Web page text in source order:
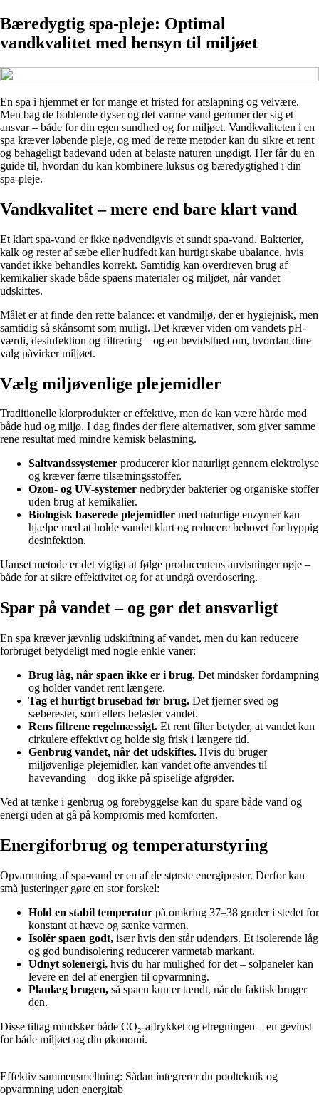
Bæredygtig spa-pleje: Optimal
vandkvalitet med hensyn til miljøet
En spa i hjemmet er for mange et fristed for afslapning og velvære.
Men bag de boblende dyser og det varme vand gemmer der sig et
ansvar – både for din egen sundhed og for miljøet. Vandkvaliteten i en
spa kræver løbende pleje, og med de rette metoder kan du sikre et rent
og behageligt badevand uden at belaste naturen unødigt. Her får du en
guide til, hvordan du kan kombinere luksus og bæredygtighed i din
spa-pleje.
Vandkvalitet – mere end bare klart vand
Et klart spa-vand er ikke nødvendigvis et sundt spa-vand. Bakterier,
kalk og rester af sæbe eller hudfedt kan hurtigt skabe ubalance, hvis
vandet ikke behandles korrekt. Samtidig kan overdreven brug af
kemikalier skade både spaens materialer og miljøet, når vandet
udskiftes.
Målet er at finde den rette balance: et vandmiljø, der er hygiejnisk, men
samtidig så skånsomt som muligt. Det kræver viden om vandets pH-
værdi, desinfektion og filtrering – og en bevidsthed om, hvordan dine
valg påvirker miljøet.
Vælg miljøvenlige plejemidler
Traditionelle klorprodukter er effektive, men de kan være hårde mod
både hud og miljø. I dag findes der flere alternativer, som giver samme
rene resultat med mindre kemisk belastning.
Saltvandssystemer producerer klor naturligt gennem elektrolyse
og kræver færre tilsætningsstoffer.
Ozon- og UV-systemer nedbryder bakterier og organiske stoffer
uden brug af kemikalier.
Biologisk baserede plejemidler med naturlige enzymer kan
hjælpe med at holde vandet klart og reducere behovet for hyppig
desinfektion.
Uanset metode er det vigtigt at følge producentens anvisninger nøje –
både for at sikre effektivitet og for at undgå overdosering.
Spar på vandet – og gør det ansvarligt
En spa kræver jævnlig udskiftning af vandet, men du kan reducere
forbruget betydeligt med nogle enkle vaner:
Brug låg, når spaen ikke er i brug. Det mindsker fordampning
og holder vandet rent længere.
Tag et hurtigt brusebad før brug. Det fjerner sved og
sæberester, som ellers belaster vandet.
Rens filtrene regelmæssigt. Et rent filter betyder, at vandet kan
cirkulere effektivt og holde sig frisk i længere tid.
Genbrug vandet, når det udskiftes. Hvis du bruger
miljøvenlige plejemidler, kan vandet ofte anvendes til
havevanding – dog ikke på spiselige afgrøder.
Ved at tænke i genbrug og forebyggelse kan du spare både vand og
energi uden at gå på kompromis med komforten.
Energiforbrug og temperaturstyring
Opvarmning af spa-vand er en af de største energiposter. Derfor kan
små justeringer gøre en stor forskel:
Hold en stabil temperatur på omkring 37–38 grader i stedet for
konstant at hæve og sænke varmen.
Isolér spaen godt, især hvis den står udendørs. Et isolerende låg
og god bundisolering reducerer varmetab markant.
Udnyt solenergi, hvis du har mulighed for det – solpaneler kan
levere en del af energien til opvarmning.
Planlæg brugen, så spaen kun er tændt, når du faktisk bruger
den.
Disse tiltag mindsker både CO₂-aftrykket og elregningen – en gevinst
for både miljøet og din økonomi.
Effektiv sammensmeltning: Sådan integrerer du poolteknik og
opvarmning uden energitab